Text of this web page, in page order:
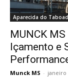
Aparecida do
MUNCK
Içamento e
Munck MS - janeiro